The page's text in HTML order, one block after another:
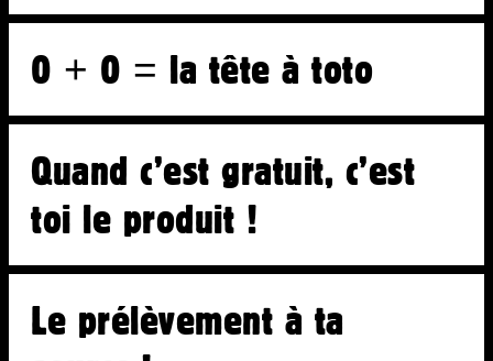
Liens utiles
Archives
Droits sociaux
Droits d’auteurs
Fiscalité
Libertés
Écoles d’art
0 + 0 = la tête à toto
Quand c’est gratuit, c’est
toi le produit !
Le prélèvement à ta